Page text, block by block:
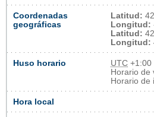
Coordenadas
geográficas
Latitud:
Longitud:
Latitud:
Longitud:
Huso horario UTC +1:00
Horario de
Horario de
Hora local